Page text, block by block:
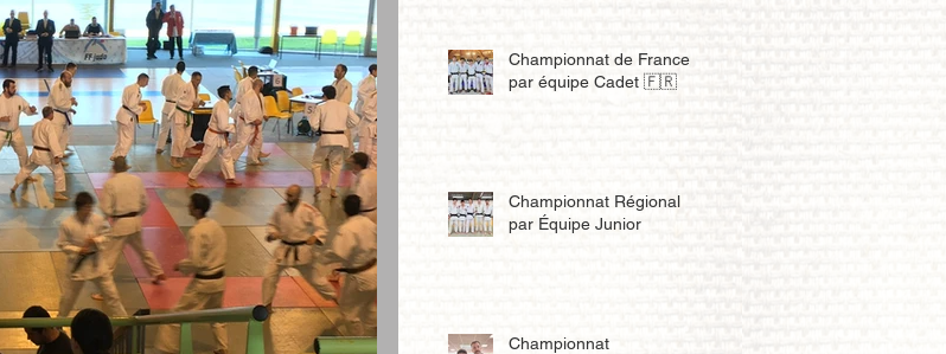
Championnat de France
par équipe Cadet 🇫🇷
Championnat Régional
par Équipe Junior
Championnat